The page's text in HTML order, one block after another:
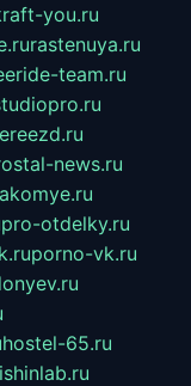
you.ru
rastenuya.ru
team.ru
news.ru
pro-otdelky.ru
porno-vk.ru
hostel-65.ru